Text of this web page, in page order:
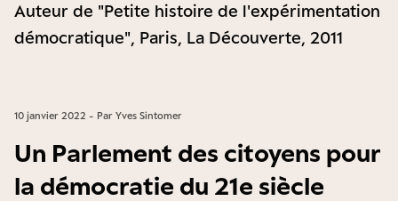
Auteur de "Petite histoire de l'expérimentation
démocratique", Paris, La Découverte, 2011
10 janvier 2022 - Par Yves Sintomer
Un Parlement des citoyens pour
la démocratie du 21e siècle